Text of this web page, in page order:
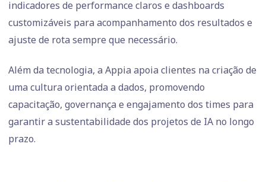
indicadores de performance claros e dashboards
customizáveis para acompanhamento dos resultados e
ajuste de rota sempre que necessário.
Além da tecnologia, a Appia apoia clientes na criação de
uma cultura orientada a dados, promovendo
capacitação, governança e engajamento dos times para
garantir a sustentabilidade dos projetos de IA no longo
prazo.